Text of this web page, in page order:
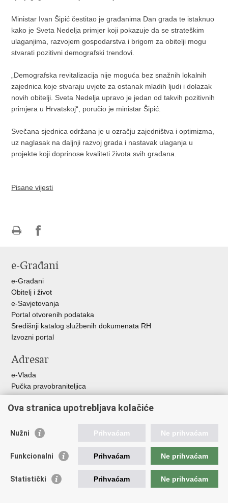
Ministar Ivan Šipić čestitao je građanima Dan grada te istaknuo
kako je Sveta Nedelja primjer koji pokazuje da se strateškim
ulaganjima, razvojem gospodarstva i brigom za obitelji mogu
stvarati pozitivni demografski trendovi.
„Demografska revitalizacija nije moguća bez snažnih lokalnih
zajednica koje stvaraju uvjete za ostanak mladih ljudi i dolazak
novih obitelji. Sveta Nedelja upravo je jedan od takvih pozitivnih
primjera u Hrvatskoj“, poručio je ministar Šipić.
Svečana sjednica održana je u ozračju zajedništva i optimizma,
uz naglasak na daljnji razvoj grada i nastavak ulaganja u
projekte koji doprinose kvaliteti života svih građana.
Pisane vijesti
Facebooku
e-Građani
e-Građani
Obitelj i život
e-Savjetovanja
Portal otvorenih podataka
Središnji katalog službenih dokumenata RH
Izvozni portal
Adresar
e-Vlada
Pučka pravobraniteljica
Pravobraniteljica za ravnopravnost spolova
Pravobraniteljica za djecu
Povjerenik za informiranje
Korisne poveznice
Hrvatski sabor
Ova stranica upotrebljava kolačiće
Nužni Prihvaćam Ne prihvaćam
Funkcionalni Prihvaćam Ne prihvaćam
Statistički Prihvaćam Ne prihvaćam